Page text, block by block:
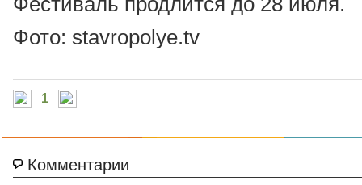
Фото: stavropolye.tv
1
Комментарии